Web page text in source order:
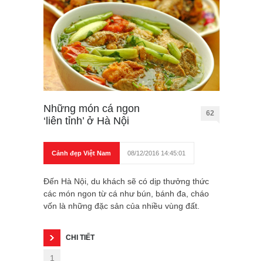
Những món cá ngon
‘liên tỉnh’ ở Hà Nội
62
Cảnh đẹp Việt Nam 08/12/2016 14:45:01
Đến Hà Nội, du khách sẽ có dịp thưởng thức
các món ngon từ cá như bún, bánh đa, cháo
vốn là những đặc sản của nhiều vùng đất.
CHI TIẾT
1